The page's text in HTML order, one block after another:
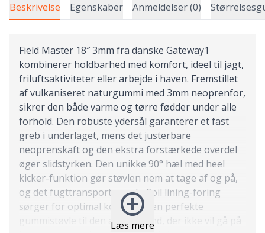
Beskrivelse Egenskaber Anmeldelser (0)
Læs mere
Field Master 18″ 3mm fra danske Gateway1
kombinerer holdbarhed med komfort, ideel til jagt,
friluftsaktiviteter eller arbejde i haven. Fremstillet
af vulkaniseret naturgummi med 3mm neoprenfor,
sikrer den både varme og tørre fødder under alle
forhold. Den robuste ydersål garanterer et fast
greb i underlaget, mens det justerbare
neoprenskaft og den ekstra forstærkede overdel
øger slidstyrken. Den unikke 90° hæl med heel
kicker-funktion gør støvlen nem at tage af og på,
og det fugttransporterende Coil lining-foring
sørger for optimal komfort. Den perfekte
gummistøvle til den aktive mand, der ikke vil gå på